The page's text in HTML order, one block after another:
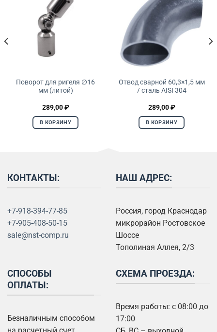
Поворот для ригеля ∅16
мм (литой)
289,00₽
В КОРЗИНУ
Отвод сварной 60,3×1,5 мм
/ сталь AISI 304
289,00₽
В КОРЗИНУ
КОНТАКТЫ:
+7-918-394-77-85
+7-905-408-50-15
sale@nst-comp.ru
НАШ АДРЕС:
Россия, город Краснодар
микрорайон Ростовское
Шоссе
Тополиная Аллея, 2/3
СПОСОБЫ
ОПЛАТЫ:
Безналичным способом
СХЕМА ПРОЕЗДА:
Время работы: с 08:00 до
17:00